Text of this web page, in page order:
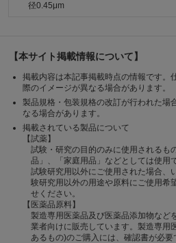
径0.45μm
【本サイト掲載情報について】
掲載内容は本記事掲載時点の情報です。
際のイメージが異なる場合があります。
製品規格・包装規格の改訂が行われた場
なる場合があります。
掲載されている製品について
【試薬】
試験・研究の目的のみに使用されるも
品」、「家庭用品」などとしては使用
試験研究用以外にご使用された場合、
験研究用以外の用途や原料にご使用希
せください。
【医薬品原料】
製造専用医薬品及び医薬品添加物など
業者向けに販売しています。製造専用
あるもの)のご購入には、確認書が必要